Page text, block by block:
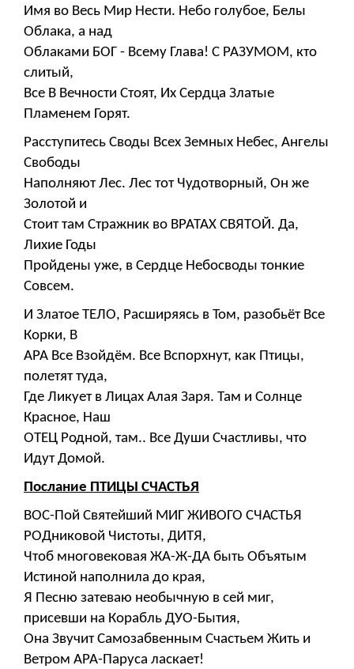
Имя во Весь Мир Нести. Небо голубое, Белы
Облака, а над
Облаками БОГ - Всему Глава! С РАЗУМОМ, кто
слитый,
Все В Вечности Стоят, Их Сердца Златые
Пламенем Горят.
Расступитесь Своды Всех Земных Небес, Ангелы
Свободы
Наполняют Лес. Лес тот Чудотворный, Он же
Золотой и
Стоит там Стражник во ВРАТАХ СВЯТОЙ. Да,
Лихие Годы
Пройдены уже, в Сердце Небосводы тонкие
Совсем.
И Златое ТЕЛО, Расширяясь в Том, разобьёт Все
Корки, В
АРА Все Взойдём. Все Вспорхнут, как Птицы,
полетят туда,
Где Ликует в Лицах Алая Заря. Там и Солнце
Красное, Наш
ОТЕЦ Родной, там.. Все Души Счастливы, что
Идут Домой.
Послание ПТИЦЫ СЧАСТЬЯ
ВОС-Пой Святейший МИГ ЖИВОГО СЧАСТЬЯ
РОДниковой Чистоты, ДИТЯ,
Чтоб многовековая ЖА-Ж-ДА быть Объятым
Истиной наполнила до края,
Я Песню затеваю необычную в сей миг,
присевши на Корабль ДУО-Бытия,
Она Звучит Самозабвенным Счастьем Жить и
Ветром АРА-Паруса ласкает!